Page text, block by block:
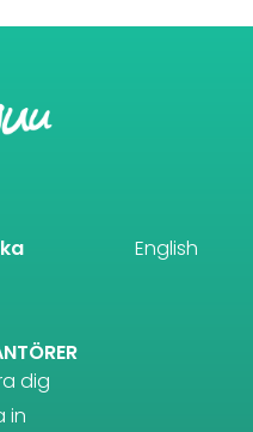
English
dig
in